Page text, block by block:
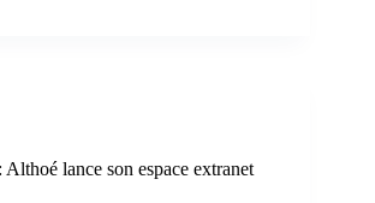
lance son espace extranet